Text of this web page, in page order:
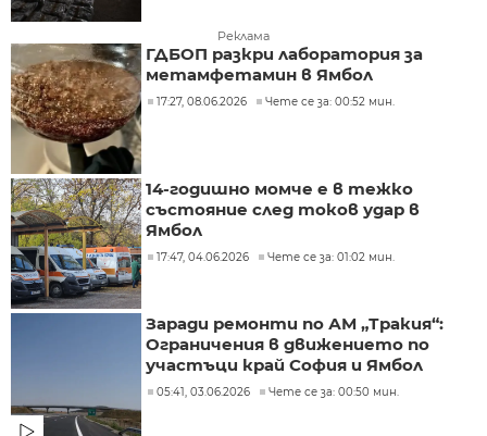
Реклама
ГДБОП разкри лаборатория за
метамфетамин в Ямбол
17:27, 08.06.2026 Чете се за: 00:52 мин.
14-годишно момче е в тежко
състояние след токов удар в
Ямбол
17:47, 04.06.2026 Чете се за: 01:02 мин.
Заради ремонти по АМ „Тракия“:
Ограничения в движението по
участъци край София и Ямбол
05:41, 03.06.2026 Чете се за: 00:50 мин.